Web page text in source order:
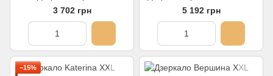
3 702 грн 5 192 грн
−15%